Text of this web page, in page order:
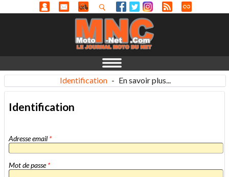
Identification - En savoir plus...
Identification
Adresse email *
Mot de passe*